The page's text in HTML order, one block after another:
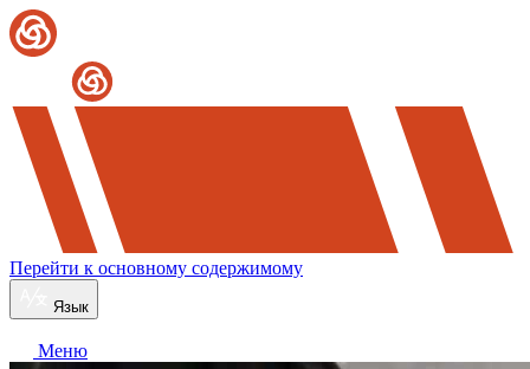
Перейти к основному содержимому
Язык
Меню